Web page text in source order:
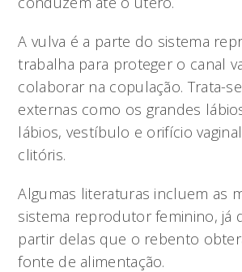
A vulva é a parte do sistema
trabalha para proteger o canal
colaborar na copulação. Trata-
externas como os grandes
lábios, vestíbulo e orifício
clitóris.
Algumas literaturas incluem as
sistema reprodutor feminino, já
partir delas que o rebento
fonte de alimentação.